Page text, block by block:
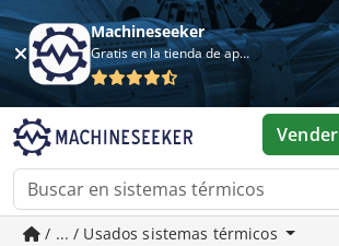
Machineseeker
Gratis en la tienda de aplicaciones
Vender
/ ... / Usados sistemas térmicos